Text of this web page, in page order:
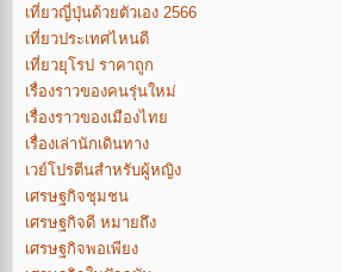
เที่ยวญี่ปุ่นด้วยตัวเอง 2566
เที่ยวประเทศไหนดี
เที่ยวยุโรป ราคาถูก
เรื่องราวของคนรุ่นใหม่
เรื่องราวของเมืองไทย
เรื่องเล่านักเดินทาง
เวย์โปรตีนสำหรับผู้หญิง
เศรษฐกิจชุมชน
เศรษฐกิจดี หมายถึง
เศรษฐกิจพอเพียง